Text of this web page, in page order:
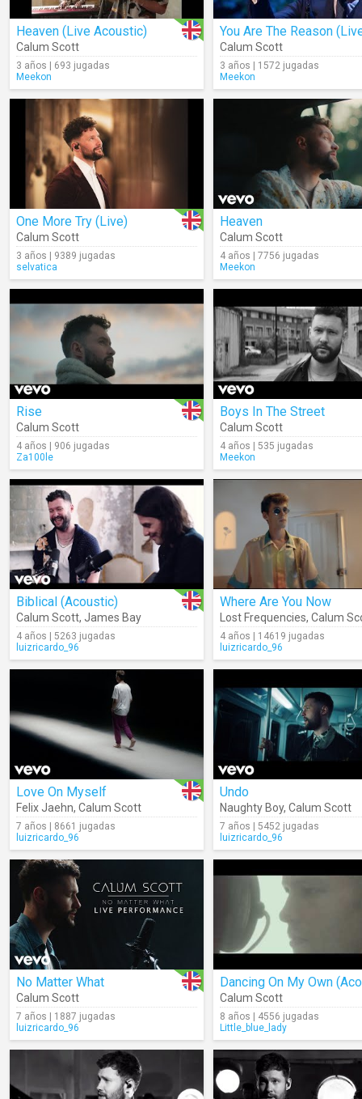
Heaven (Live Acoustic)
Calum Scott
3 años | 693 jugadas
Meekon
You Are The Reason
Calum Scott
3 años | 1572 jugadas
Meekon
One More Try (Live)
Calum Scott
3 años | 9389 jugadas
selvatica
Heaven
Calum Scott
4 años | 7756 jugadas
Meekon
Rise
Calum Scott
4 años | 906 jugadas
Za100le
Boys In The Street
Calum Scott
4 años | 535 jugadas
Meekon
Biblical (Acoustic)
Calum Scott, James Bay
4 años | 5263 jugadas
luizricardo_96
Where Are You Now
Lost Frequencies, Calum
4 años | 14619 jugadas
luizricardo_96
Love On Myself
Felix Jaehn, Calum Scott
7 años | 8661 jugadas
luizricardo_96
Undo
Naughty Boy, Calum Scott
7 años | 5452 jugadas
luizricardo_96
No Matter What
Calum Scott
7 años | 1887 jugadas
luizricardo_96
Calum Scott
8 años | 4556 jugadas
Little_blue_lady